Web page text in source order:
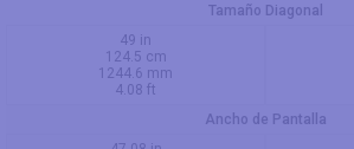
Tamaño Diagonal
49 in
124.5 cm
1244.6 mm
4.08 ft
Ancho de Pantalla